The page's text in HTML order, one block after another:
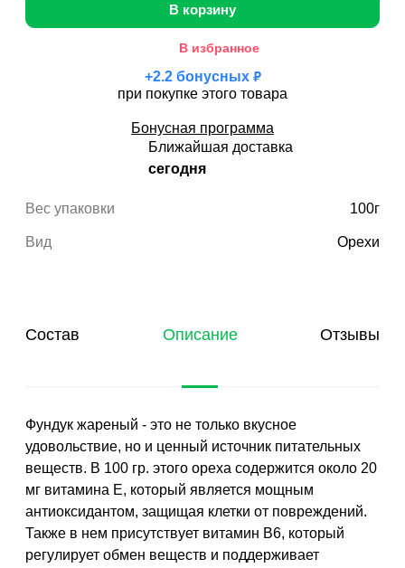
Вес упаковки 100г
Вид Орехи
В корзину
В избранное
+2.2бонусных ₽
при покупке этого товара
Бонусная программа
Ближайшая доставка
сегодня
Состав Описание Отзывы
Фундук жареный - это не только вкусное
удовольствие, но и ценный источник питательных
веществ. В 100 гр. этого ореха содержится около 20
мг витамина Е, который является мощным
антиоксидантом, защищая клетки от повреждений.
Также в нем присутствует витамин В6, который
регулирует обмен веществ и поддерживает